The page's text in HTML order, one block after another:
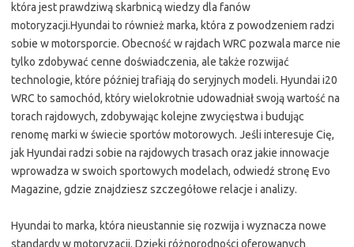
która jest prawdziwą skarbnicą wiedzy dla fanów
motoryzacji.Hyundai to również marka, która z powodzeniem radzi
sobie w motorsporcie. Obecność w rajdach WRC pozwala marce nie
tylko zdobywać cenne doświadczenia, ale także rozwijać
technologie, które później trafiają do seryjnych modeli. Hyundai i20
WRC to samochód, który wielokrotnie udowadniał swoją wartość na
torach rajdowych, zdobywając kolejne zwycięstwa i budując
renomę marki w świecie sportów motorowych. Jeśli interesuje Cię,
jak Hyundai radzi sobie na rajdowych trasach oraz jakie innowacje
wprowadza w swoich sportowych modelach, odwiedź stronę Evo
Magazine, gdzie znajdziesz szczegółowe relacje i analizy.
Hyundai to marka, która nieustannie się rozwija i wyznacza nowe
standardy w motoryzacji. Dzięki różnorodności oferowanych